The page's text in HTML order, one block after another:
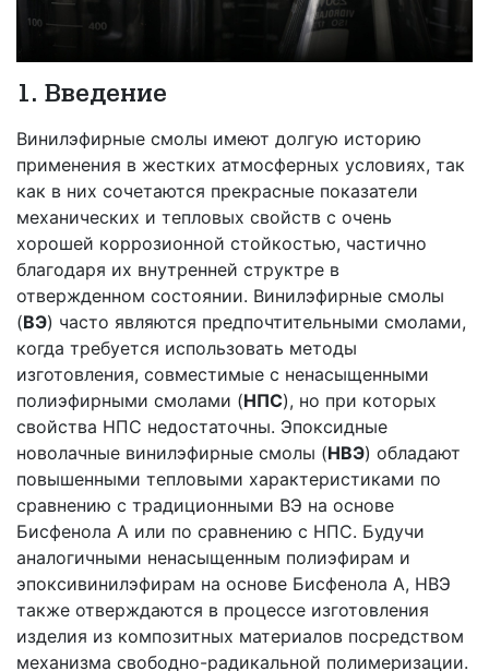
1. Введение
Винилэфирные смолы имеют долгую историю
применения в жестких атмосферных условиях, так
как в них сочетаются прекрасные показатели
механических и тепловых свойств с очень
хорошей коррозионной стойкостью, частично
благодаря их внутренней структре в
отвержденном состоянии. Винилэфирные смолы
(ВЭ) часто являются предпочтительными смолами,
когда требуется использовать методы
изготовления, совместимые с ненасыщенными
полиэфирными смолами (НПС), но при которых
свойства НПС недостаточны. Эпоксидные
новолачные винилэфирные смолы (НВЭ) обладают
повышенными тепловыми характеристиками по
сравнению с традиционными ВЭ на основе
Бисфенола А или по сравнению с НПС. Будучи
аналогичными ненасыщенным полиэфирам и
эпоксивинилэфирам на основе Бисфенола А, НВЭ
также отверждаются в процессе изготовления
изделия из композитных материалов посредством
механизма свободно-радикальной полимеризации.